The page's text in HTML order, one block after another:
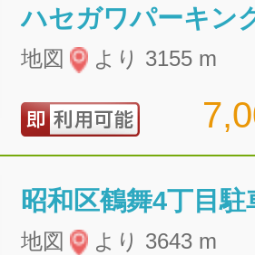
ハセガワパーキン
地図 より 3155 m
昭和区鶴舞4丁目駐
地図 より 3643 m